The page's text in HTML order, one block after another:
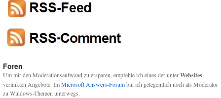
Foren
Um mir den Moderationsaufwand zu ersparen, empfehle ich eines der unterWebsites
verlinkten Angebote. ImMicrosoft Answers-Forumbin ich gelegentlich noch als Moderator
zu Windows-Themen unterwegs.